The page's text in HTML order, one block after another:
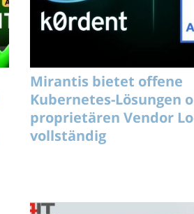
Mirantis bietet offene
Kubernetes-Lösungen
proprietären Vendor
vollständig